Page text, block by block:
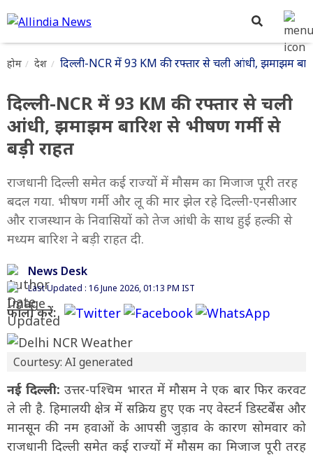
होम देश दिल्ली-NCR में 93 KM की रफ्तार से चली आंधी, झमाझम
दिल्ली-NCR में 93 KM की रफ्तार से चली
आंधी, झमाझम बारिश से भीषण गर्मी से
बड़ी राहत
राजधानी दिल्ली समेत कई राज्यों में मौसम का मिजाज पूरी तरह
बदल गया. भीषण गर्मी और लू की मार झेल रहे दिल्ली-एनसीआर
और राजस्थान के निवासियों को तेज आंधी के साथ हुई हल्की से
मध्यम बारिश ने बड़ी राहत दी.
News Desk
Last Updated : 16 June 2026, 01:13 PM IST
फॉलो करें:
Courtesy: AI generated
नई दिल्ली: उत्तर-पश्चिम भारत में मौसम ने एक बार फिर करवट
ले ली है. हिमालयी क्षेत्र में सक्रिय हुए एक नए वेस्टर्न डिस्टर्बेंस और
मानसून की नम हवाओं के आपसी जुड़ाव के कारण सोमवार को
राजधानी दिल्ली समेत कई राज्यों में मौसम का मिजाज पूरी तरह